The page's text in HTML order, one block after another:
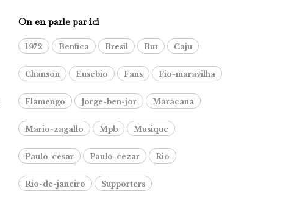
On en parle par ici
1972 Benfica Bresil But Caju
Chanson Eusebio Fans Fio-maravilha
Flamengo Jorge-ben-jor Maracana
Mario-zagallo Mpb Musique
Paulo-cesar Paulo-cezar Rio
Rio-de-janeiro Supporters